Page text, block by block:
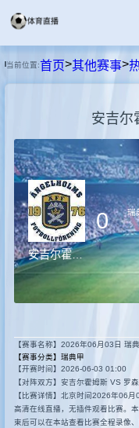
当前位置:首页>其他赛事>
安吉尔
安吉尔霍姆斯
0 瑞
【赛事名称】2026年06月03日 瑞
【赛事分类】 瑞典甲
【开赛时间】2026-06-03 01:00
【对阵双方】安吉尔霍姆斯 VS 罗
【比赛详情】北京时间2026年06
高清在线直播，无插件观看比赛。
束后可以在本站查看比赛全程录像